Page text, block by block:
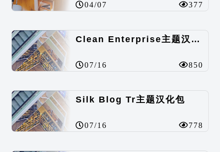
04/07 377
Clean Enterprise主题汉化包
07/16 850
Silk Blog Tr主题汉化包
07/16 778